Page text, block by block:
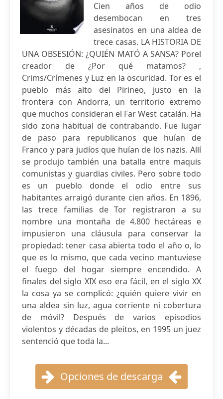
Cien años de odio
desembocan en tres
asesinatos en una aldea de
trece casas. LA HISTORIA DE
UNA OBSESIÓN: ¿QUIÉN MATÓ A SANSA? Porel
creador de ¿Por qué matamos? ,
Crims/Crímenes y Luz en la oscuridad. Tor es el
pueblo más alto del Pirineo, justo en la
frontera con Andorra, un territorio extremo
que muchos consideran el Far West catalán. Ha
sido zona habitual de contrabando. Fue lugar
de paso para republicanos que huían de
Franco y para judíos que huían de los nazis. Allí
se produjo también una batalla entre maquis
comunistas y guardias civiles. Pero sobre todo
es un pueblo donde el odio entre sus
habitantes arraigó durante cien años. En 1896,
las trece familias de Tor registraron a su
nombre una montaña de 4.800 hectáreas e
impusieron una cláusula para conservar la
propiedad: tener casa abierta todo el año o, lo
que es lo mismo, que cada vecino mantuviese
el fuego del hogar siempre encendido. A
finales del siglo XIX eso era fácil, en el siglo XX
la cosa ya se complicó: ¿quién quiere vivir en
una aldea sin luz, agua corriente ni cobertura
de móvil? Después de varios episodios
violentos y décadas de pleitos, en 1995 un juez
sentenció que toda la...
Opciones de descarga